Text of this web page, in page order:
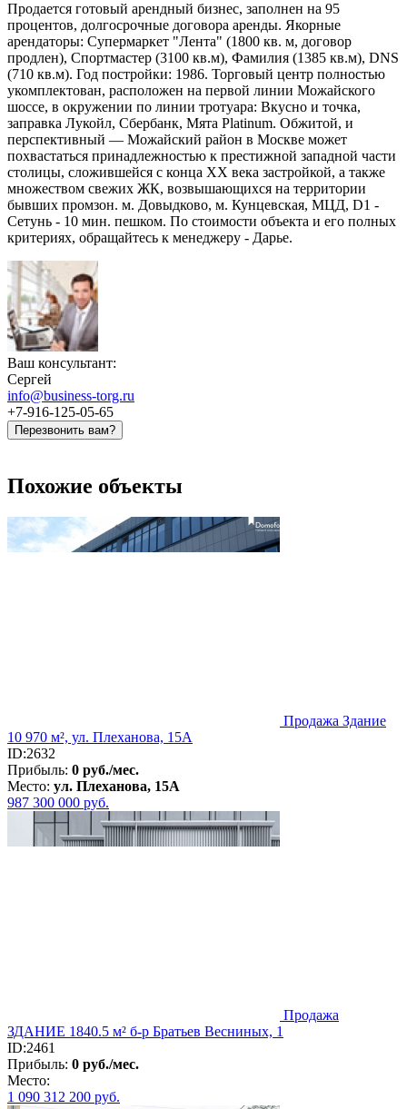
Продается готовый арендный бизнес, заполнен на 95
процентов, долгосрочные договора аренды. Якорные
арендаторы: Супермаркет "Лента" (1800 кв. м, договор
продлен), Спортмастер (3100 кв.м), Фамилия (1385 кв.м), DNS
(710 кв.м). Год постройки: 1986. Торговый центр полностью
укомплектован, расположен на первой линии Можайского
шоссе, в окружении по линии тротуара: Вкусно и точка,
заправка Лукойл, Сбербанк, Мята Platinum. Обжитой, и
перспективный — Можайский район в Москве может
похвастаться принадлежностью к престижной западной части
столицы, сложившейся с конца ХХ века застройкой, а также
множеством свежих ЖК, возвышающихся на территории
бывших промзон. м. Довыдково, м. Кунцевская, МЦД, D1 -
Сетунь - 10 мин. пешком. По стоимости объекта и его полных
критериях, обращайтесь к менеджеру - Дарье.
Ваш консультант:
Сергей
info@business-torg.ru
+7-916-125-05-65
Перезвонить вам?
Похожие объекты
Продажа Здание
10 970 м², ул. Плеханова, 15А
ID:2632
Прибыль: 0 руб./мес.
Место: ул. Плеханова, 15А
987 300 000 руб.
Продажа
ЗДАНИЕ 1840.5 м² б-р Братьев Весниных, 1
ID:2461
Прибыль: 0 руб./мес.
Место:
1 090 312 200 руб.